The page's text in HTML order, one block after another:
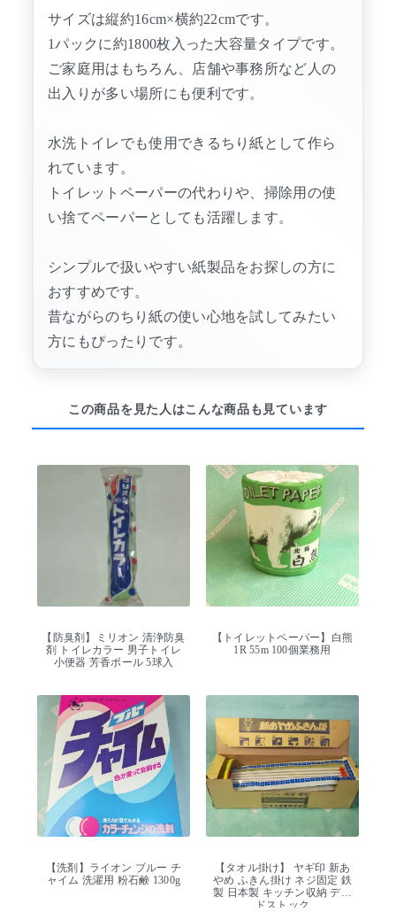
サイズは縦約16cm×横約22cmです。
1パックに約1800枚入った大容量タイプです。
ご家庭用はもちろん、店舗や事務所など人の
出入りが多い場所にも便利です。
水洗トイレでも使用できるちり紙として作ら
れています。
トイレットペーパーの代わりや、掃除用の使
い捨てペーパーとしても活躍します。
シンプルで扱いやすい紙製品をお探しの方に
おすすめです。
昔ながらのちり紙の使い心地を試してみたい
方にもぴったりです。
この商品を見た人はこんな商品も見ています
【防臭剤】ミリオン 清浄防臭
剤 トイレカラー 男子トイレ
小便器 芳香ボール 5球入
【トイレットペーパー】白熊
1R 55m 100個業務用
【洗剤】ライオン ブルー チ
ャイム 洗濯用 粉石鹸 1300g
【タオル掛け】 ヤギ印 新あ
やめ ふきん掛け ネジ固定 鉄
製 日本製 キッチン収納 デッ
ドストック